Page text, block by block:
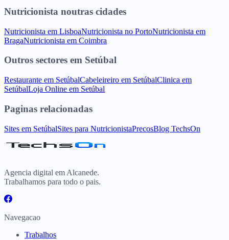
Nutricionista noutras cidades
Nutricionista em LisboaNutricionista no PortoNutricionista em
BragaNutricionista em Coimbra
Outros sectores em Setúbal
Restaurante em SetúbalCabeleireiro em SetúbalClinica em
SetúbalLoja Online em Setúbal
Paginas relacionadas
Sites em SetúbalSites para NutricionistaPrecosBlog TechsOn
Agencia digital em Alcanede.
Trabalhamos para todo o pais.
Navegacao
Trabalhos